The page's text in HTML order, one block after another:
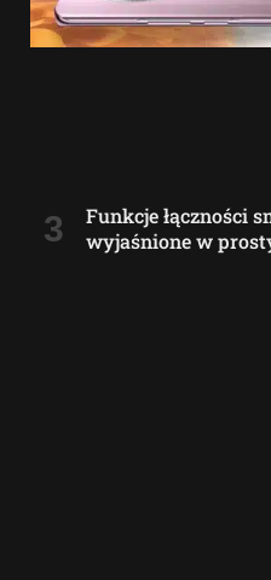
Funkcje łączności
wyjaśnione w